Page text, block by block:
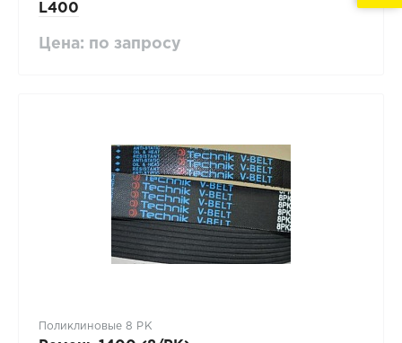
L400
Цена: по запросу
Поликлиновые 8 PK